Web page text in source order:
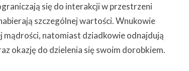
się do interakcji w przestrzeni
szczególnej wartości. Wnukowie
natomiast dziadkowie odnajdują
okazję do dzielenia się swoim dorobkiem.